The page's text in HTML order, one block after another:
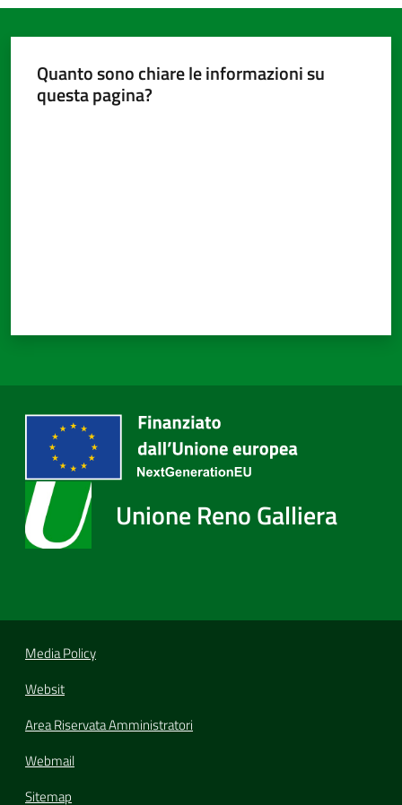
Quanto sono chiare le informazioni su
questa pagina?
Unione Reno Galliera
Media Policy
Websit
Area Riservata Amministratori
Webmail
Sitemap